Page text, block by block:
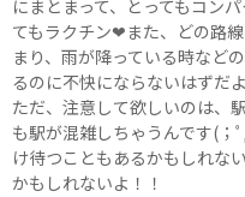
にまとまって、とってもコン
てもラクチン❤また、どの路
まり、雨が降っている時など
るのに不快にならないはず
ただ、注意して欲しいのは、
も駅が混雑しちゃうんです(
け待つこともあるかもしれな
かもしれないよ！！
該当求人 0件
蕨駅
浦和駅
川口駅
品川駅
西川口駅
大森駅